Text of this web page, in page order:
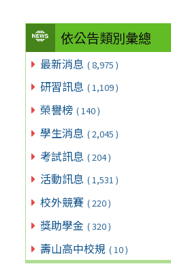
依公告類別彙總
最新消息 ( 8,975 )
研習訊息 ( 1,109 )
榮譽榜 ( 140 )
學生消息 ( 2,045 )
考試訊息 ( 204 )
活動訊息 ( 1,531 )
校外競賽 ( 220 )
獎助學金 ( 320 )
壽山高中校規 ( 10 )